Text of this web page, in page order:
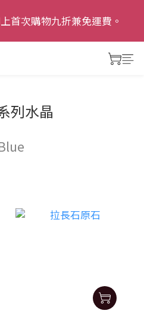
首次購物九折兼免運費。
首次購物九折兼免運費。
了解更多優惠及精
首次購物九折兼免運費。
列水晶